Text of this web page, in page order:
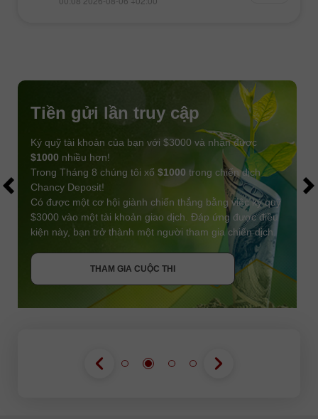
THAM GIA CUỘC THI
Tiền gửi lần truy cập
Ký quỹ tài khoản của bạn với $3000 và nhận được
$1000 nhiều hơn!
Trong Tháng 8 chúng tôi xổ $1000 trong chiến dịch
Chancy Deposit!
Có được một cơ hội giành chiến thắng bằng việc ký quỹ
$3000 vào một tài khoản giao dịch. Đáp ứng được điều
kiện này, bạn trở thành một người tham gia chiến dịch.
THAM GIA CUỘC THI
THAM GIA CUỘC THI
NHẬN THƯỞNG